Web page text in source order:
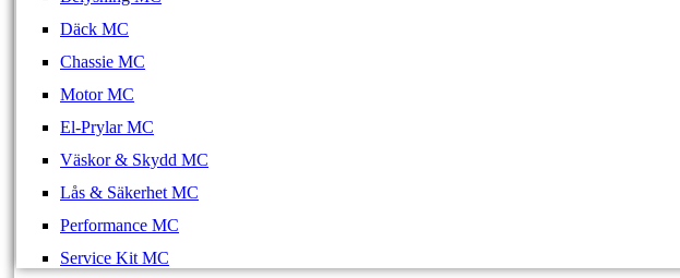
Däck MC
Chassie MC
Motor MC
El-Prylar MC
Väskor & Skydd MC
Lås & Säkerhet MC
Performance MC
Service Kit MC